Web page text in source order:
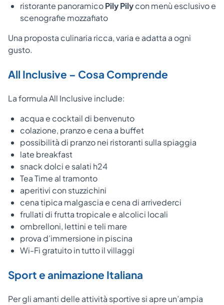
ristorante panoramicoPily Pilycon menù esclusivo e
scenografie mozzafiato
Una proposta culinaria ricca, varia e adatta a ogni
gusto.
All Inclusive – Cosa Comprende
La formula All Inclusive include:
acqua e cocktail di benvenuto
colazione, pranzo e cena a buffet
possibilità di pranzo nei ristoranti sulla spiaggia
late breakfast
snack dolci e salati h24
Tea Time al tramonto
aperitivi con stuzzichini
cena tipica malgascia e cena di arrivederci
frullati di frutta tropicale e alcolici locali
ombrelloni, lettini e teli mare
prova d’immersione in piscina
Wi-Fi gratuito in tutto il villaggi
Sport e animazione Italiana
Per gli amanti delle attività sportive si apre un’ampia